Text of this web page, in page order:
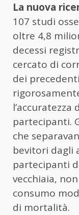
La nuova
107 studi
oltre 4,8
decessi
cercato di
dei
l’accuratezza
partecipanti.
che
bevitori dagli
partecipanti
vecchiaia,
consumo
di mortalità.